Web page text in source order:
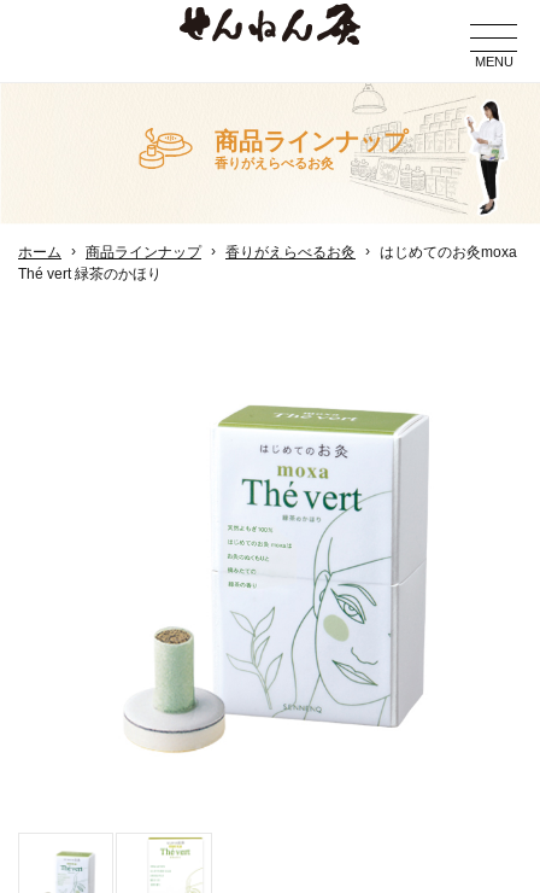
MENU
商品ラインナップ
香りがえらべるお灸
ホーム 商品ラインナップ 香りがえらべるお灸
はじめてのお灸moxa
Thé vert 緑茶のかほり